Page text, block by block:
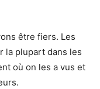
être fiers. Les
la plupart dans les
où on les a vus et